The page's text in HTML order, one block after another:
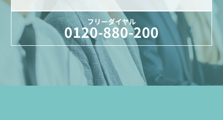
フリーダイヤル
0120-880-200